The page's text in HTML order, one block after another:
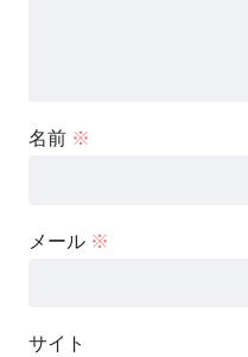
名前 ※
メール ※
サイト